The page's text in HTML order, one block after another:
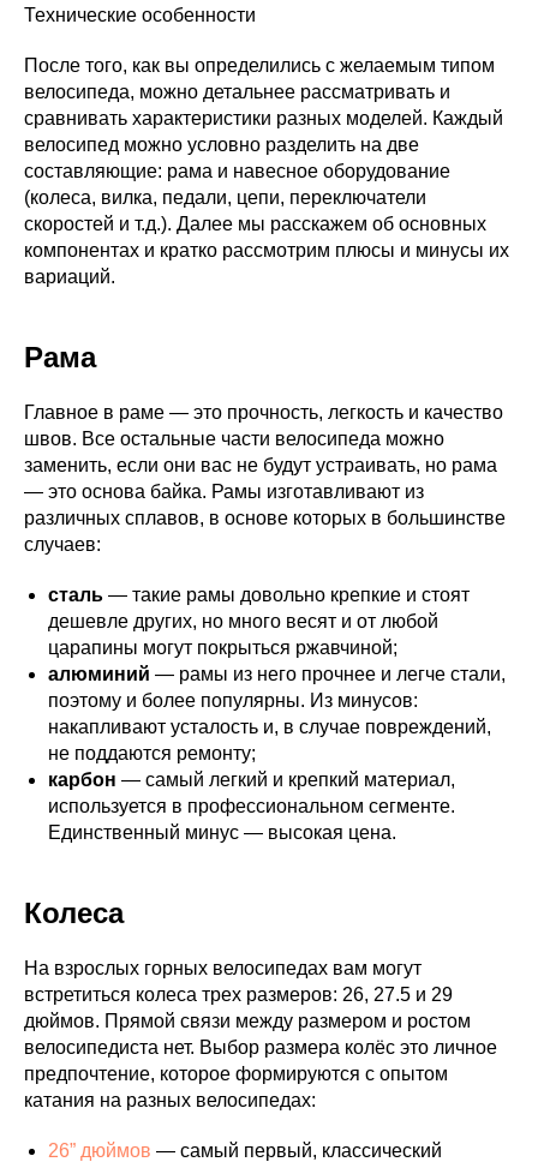
Технические особенности
После того, как вы определились с желаемым типом
велосипеда, можно детальнее рассматривать и
сравнивать характеристики разных моделей. Каждый
велосипед можно условно разделить на две
составляющие: рама и навесное оборудование
(колеса, вилка, педали, цепи, переключатели
скоростей и т.д.). Далее мы расскажем об основных
компонентах и кратко рассмотрим плюсы и минусы их
вариаций.
Рама
Главное в раме — это прочность, легкость и качество
швов. Все остальные части велосипеда можно
заменить, если они вас не будут устраивать, но рама
— это основа байка. Рамы изготавливают из
различных сплавов, в основе которых в большинстве
случаев:
сталь — такие рамы довольно крепкие и стоят
дешевле других, но много весят и от любой
царапины могут покрыться ржавчиной;
алюминий — рамы из него прочнее и легче стали,
поэтому и более популярны. Из минусов:
накапливают усталость и, в случае повреждений,
не поддаются ремонту;
карбон — самый легкий и крепкий материал,
используется в профессиональном сегменте.
Единственный минус — высокая цена.
Колеса
На взрослых горных велосипедах вам могут
встретиться колеса трех размеров: 26, 27.5 и 29
дюймов. Прямой связи между размером и ростом
велосипедиста нет. Выбор размера колёс это личное
предпочтение, которое формируются с опытом
катания на разных велосипедах:
26” дюймов — самый первый, классический